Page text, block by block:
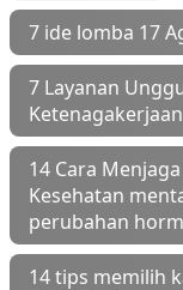
7 ide lomba 17
7 Layanan
Ketenagakerjaan
14 Cara
Kesehatan
perubahan
14 tips memilih